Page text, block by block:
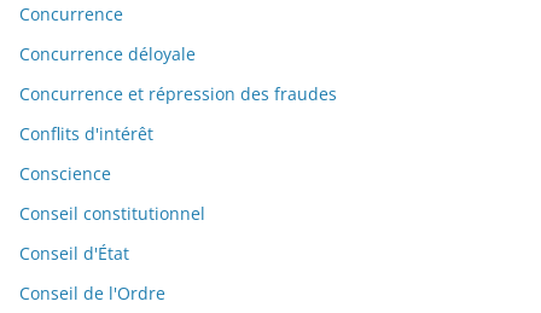
Concurrence
Concurrence déloyale
Concurrence et répression des fraudes
Conflits d'intérêt
Conscience
Conseil constitutionnel
Conseil d'État
Conseil de l'Ordre